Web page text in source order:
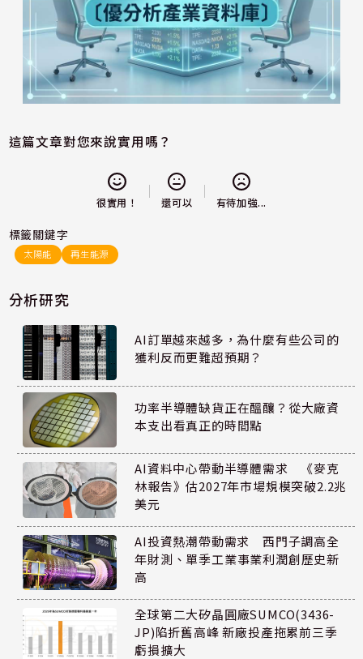
這篇文章對您來說實用嗎？
很實用！ 還可以 有待加強...
標籤關鍵字
太陽能 再生能源
分析研究
AI訂單越來越多，為什麼有些公司的
獲利反而更難超預期？
功率半導體缺貨正在醞釀？從大廠資
本支出看真正的時間點
AI資料中心帶動半導體需求 《麥克
林報告》估2027年市場規模突破2.2兆
美元
AI投資熱潮帶動需求 西門子調高全
年財測、單季工業事業利潤創歷史新
高
全球第二大矽晶圓廠SUMCO(3436-
JP)陷折舊高峰 新廠投產拖累前三季
虧損擴大